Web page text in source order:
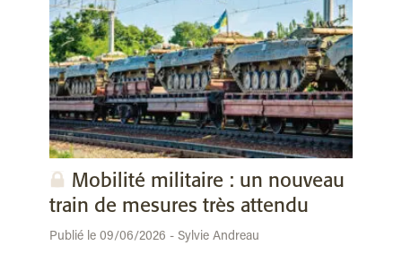
Mobilité militaire : un nouveau
train de mesures très attendu
Publié le 09/06/2026 - Sylvie Andreau